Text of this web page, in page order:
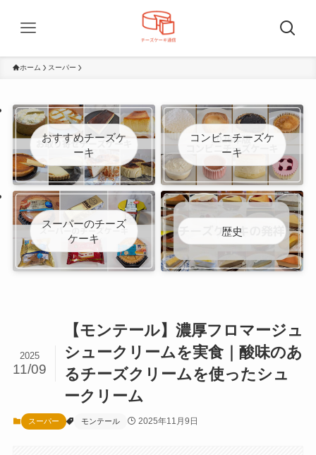
ホーム スーパー
おすすめチーズケ
ーキ
コンビニチーズケ
ーキ
スーパーのチーズ
ケーキ
歴史
【モンテール】濃厚フロマージュ
シュークリームを実食｜酸味のあ
るチーズクリームを使ったシュ
ークリーム
2025
11/09
スーパー モンテール 2025年11月9日